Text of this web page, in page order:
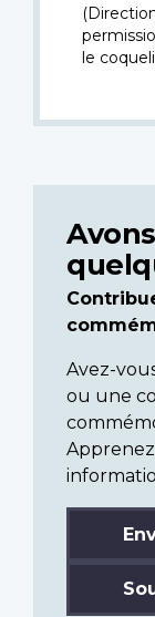
le
Avez-
ou une